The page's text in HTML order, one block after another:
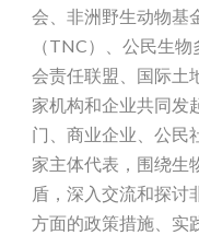
会、非洲野生动物基
（TNC）、公民生
会责任联盟、国际土
家机构和企业共同发
门、商业企业、公民
家主体代表，围绕生
盾，深入交流和探讨
方面的政策措施、实